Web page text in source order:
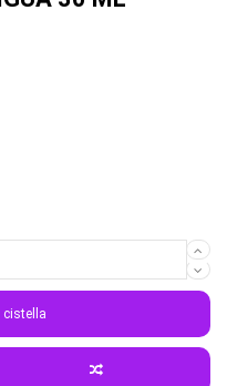
cistella